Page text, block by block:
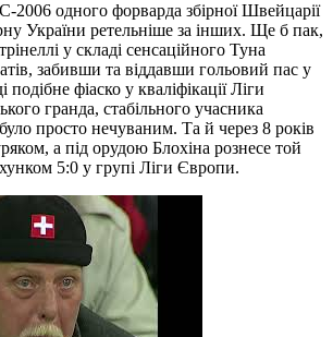
2006 одного форварда збірної Швейцарії
України ретельніше за інших. Ще б пак,
у складі сенсаційного Туна
забивши та віддавши гольовий пас у
фіаско у кваліфікації Ліги
гранда, стабільного учасника
просто нечуваним. Та й через 8 років
а під орудою Блохіна рознесе той
5:0 у групі Ліги Європи.